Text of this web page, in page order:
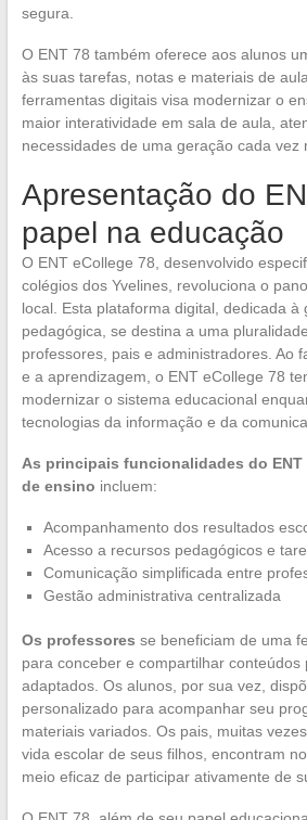
segura.
O ENT 78 também oferece aos alunos
às suas tarefas, notas e materiais de
ferramentas digitais visa modernizar o
maior interatividade em sala de aula,
necessidades de uma geração cada vez
Apresentação do
papel na educação
O ENT eCollege 78, desenvolvido
colégios dos Yvelines, revoluciona o
local. Esta plataforma digital, dedicada à
pedagógica, se destina a uma
professores, pais e administradores. Ao
e a aprendizagem, o ENT eCollege 78
modernizar o sistema educacional
tecnologias da informação e da
As principais funcionalidades do
de ensino incluem:
Acompanhamento dos resultados
Acesso a recursos pedagógicos e
Comunicação simplificada entre
Gestão administrativa centralizada
Os professores se beneficiam de uma
para conceber e compartilhar conteúdos
adaptados. Os alunos, por sua vez,
personalizado para acompanhar seu
materiais variados. Os pais, muitas
vida escolar de seus filhos, encontram
meio eficaz de participar ativamente de